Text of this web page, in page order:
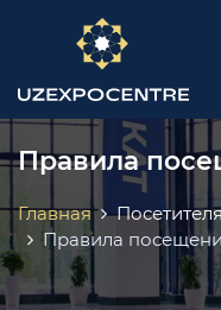
menu
Правила
Главная
Правила